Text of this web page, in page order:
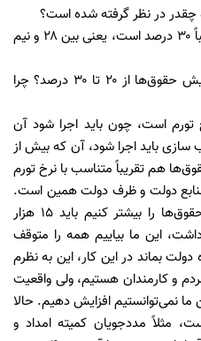
چقدر در نظر گرفته شده است؟
زارع: آن چیزی که دولت دیده؛ تقریباً ۳۰ درصد است، یعنی بین ۲۸ و نیم
سؤال: تورم ۳۰ درصد، بعد نرخ افزایش حقوق‌ها از ۲۰ تا ۳۰ درصد؟ چرا
تورم است، چون باید اجرا شود آن
سازی باید اجرا شود، آن که بیش از
هم تقریباً متناسب با نرخ تورم
دولت و ظرف دولت همین است.
ما هر یک درصد که می‌خواستیم حقوق‌ها را بیشتر کنیم باید ۱۵ هزار
این ما بیاییم همه را متوقف
دولت بماند در این کار، این به نظرم
و کارمندان هستیم، ولی واقعیت
نمی‌توانستیم افزایش دهیم. حالا
مثلاً مددجویان کمیته امداد و